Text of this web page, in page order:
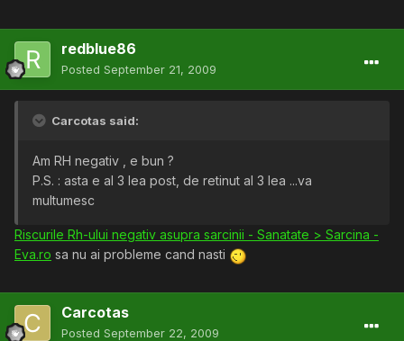
redblue86
Posted September 21, 2009
Carcotas said:
Am RH negativ , e bun ?
P.S. : asta e al 3 lea post, de retinut al 3 lea ...va
multumesc
Riscurile Rh-ului negativ asupra sarcinii - Sanatate > Sarcina -
Eva.ro sa nu ai probleme cand nasti
Carcotas
Posted September 22, 2009